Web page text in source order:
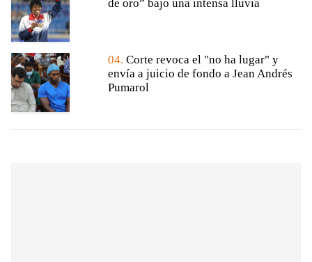
de oro” bajo una intensa lluvia
04. Corte revoca el "no ha lugar" y
envía a juicio de fondo a Jean Andrés
Pumarol